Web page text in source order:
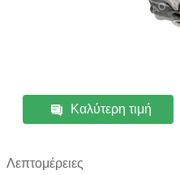
Καλύτερη τιμή
Λεπτομέρειες